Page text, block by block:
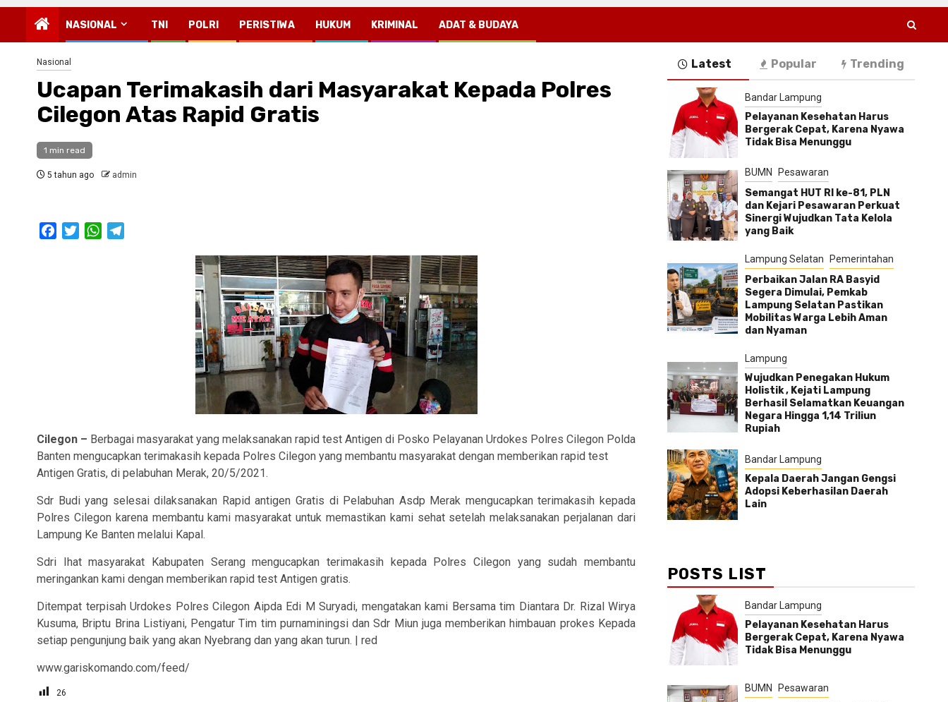
NASIONAL TNI POLRI PERISTIWA HUKUM KRIMINAL ADAT & BUDAYA
Nasional
Ucapan Terimakasih dari Masyarakat Kepada Polres
Cilegon Atas Rapid Gratis
1 min read
5 tahun ago admin
FacebookTwitterWhatsApp
Cilegon – Berbagai masyarakat yang melaksanakan rapid test Antigen di Posko Pelayanan Urdokes Polres Cilegon Polda
Banten mengucapkan terimakasih kepada Polres Cilegon yang membantu masyarakat dengan memberikan rapid test
Antigen Gratis, di pelabuhan Merak, 20/5/2021.
Sdr Budi yang selesai dilaksanakan Rapid antigen Gratis di Pelabuhan Asdp Merak mengucapkan terimakasih kepada
Polres Cilegon karena membantu kami masyarakat untuk memastikan kami sehat setelah melaksanakan perjalanan dari
Lampung Ke Banten melalui Kapal.
Sdri Ihat masyarakat Kabupaten Serang mengucapkan terimakasih kepada Polres Cilegon yang sudah membantu
meringankan kami dengan memberikan rapid test Antigen gratis.
Ditempat terpisah Urdokes Polres Cilegon Aipda Edi M Suryadi, mengatakan kami Bersama tim Diantara Dr. Rizal Wirya
Kusuma, Briptu Brina Listiyani, Pengatur Tim tim purnaminingsi dan Sdr Miun juga memberikan himbauan prokes Kepada
setiap pengunjung baik yang akan Nyebrang dan yang akan turun. | red
www.gariskomando.com/feed/
26
Latest Popular Trending
Bandar Lampung
Pelayanan Kesehatan Harus
Bergerak Cepat, Karena Nyawa
Tidak Bisa Menunggu
BUMN Pesawaran
Semangat HUT RI ke-81, PLN
dan Kejari Pesawaran Perkuat
Sinergi Wujudkan Tata Kelola
yang Baik
Lampung Selatan Pemerintahan
Perbaikan Jalan RA Basyid
Segera Dimulai, Pemkab
Lampung Selatan Pastikan
Mobilitas Warga Lebih Aman
dan Nyaman
Lampung
Wujudkan Penegakan Hukum
Holistik , Kejati Lampung
Berhasil Selamatkan Keuangan
Negara Hingga 1,14 Triliun
Rupiah
Bandar Lampung
Kepala Daerah Jangan Gengsi
Adopsi Keberhasilan Daerah
Lain
POSTS LIST
Bandar Lampung
Pelayanan Kesehatan Harus
Bergerak Cepat, Karena Nyawa
Tidak Bisa Menunggu
BUMN Pesawaran